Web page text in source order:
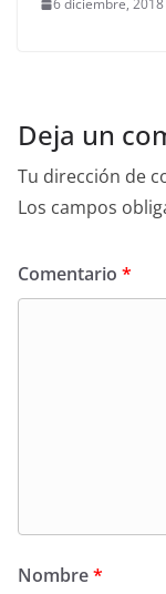
6 diciembre, 2018
Deja un
Tu dirección de
Los campos
Comentario *
Nombre*